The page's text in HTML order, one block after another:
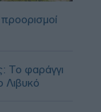
Το φαράγγι
Λιβυκό